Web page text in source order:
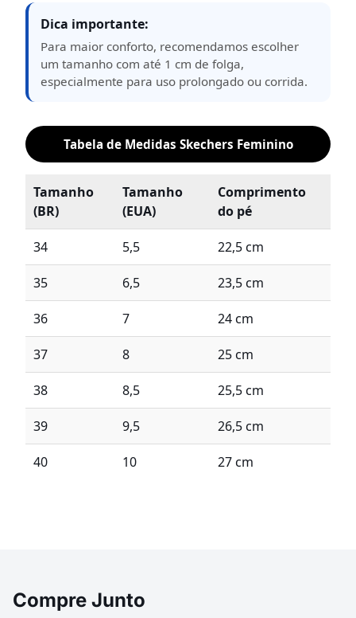
Dica importante:
Para maior conforto, recomendamos escolher
um tamanho com até 1 cm de folga,
especialmente para uso prolongado ou corrida.
Tabela de Medidas Skechers Feminino
Tamanho
(BR)
Tamanho
(EUA)
Comprimento
do pé
34 5,5 22,5 cm
35 6,5 23,5 cm
36 7 24 cm
37 8 25 cm
38 8,5 25,5 cm
39 9,5 26,5 cm
40 10 27 cm
Compre Junto